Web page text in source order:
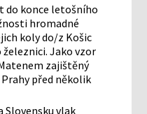
do konce letošního
hromadné
koly do/z Košic
Jako vzor
zajištěný
před několik
Slovensku vlak